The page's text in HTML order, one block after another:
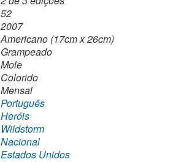
52
2007
Americano (17cm x 26cm)
Grampeado
Mole
Colorido
Mensal
Português
Heróis
Wildstorm
Nacional
Estados Unidos